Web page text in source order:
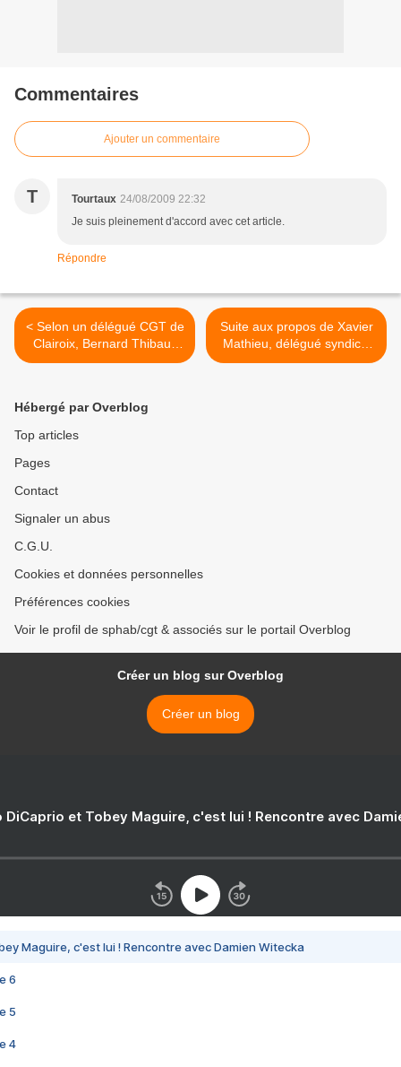
Commentaires
Ajouter un commentaire
T Tourtaux 24/08/2009 22:32
Je suis pleinement d'accord avec cet article.
Répondre
< Selon un délégué CGT de
Clairoix, Bernard Thibault
est une "racaille"
Suite aux propos de Xavier
Mathieu, délégué syndical
CGT-Continental :un
Hébergé par Overblog
Top articles
Pages
Contact
Signaler un abus
C.G.U.
Cookies et données personnelles
Préférences cookies
Voir le profil de sphab/cgt & associés sur le portail Overblog
Créer un blog sur Overblog
Créer un blog
DiCaprio et Tobey Maguire, c'est lui ! Rencontre avec
Maguire, c'est lui ! Rencontre avec Damien Witecka
6
5
4